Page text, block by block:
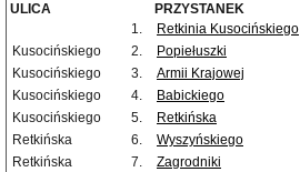
ULICA PRZYSTANEK
1.
Retkinia Kusocińskiego
Kusocińskiego
2. Popiełuszki
Kusocińskiego
3. Armii Krajowej
Kusocińskiego
4. Babickiego
Kusocińskiego
5. Retkińska
Retkińska
6. Wyszyńskiego
Retkińska
7. Zagrodniki